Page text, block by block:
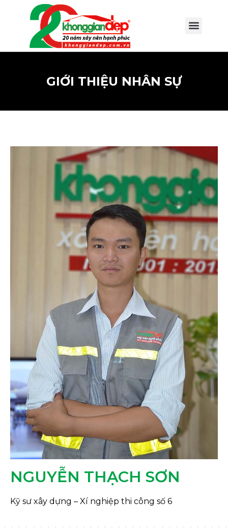
GIỚI THIỆU NHÂN SỰ
NGUYỄN THẠCH SƠN
Kỹ sư xây dựng – Xí nghiệp thi công số 6